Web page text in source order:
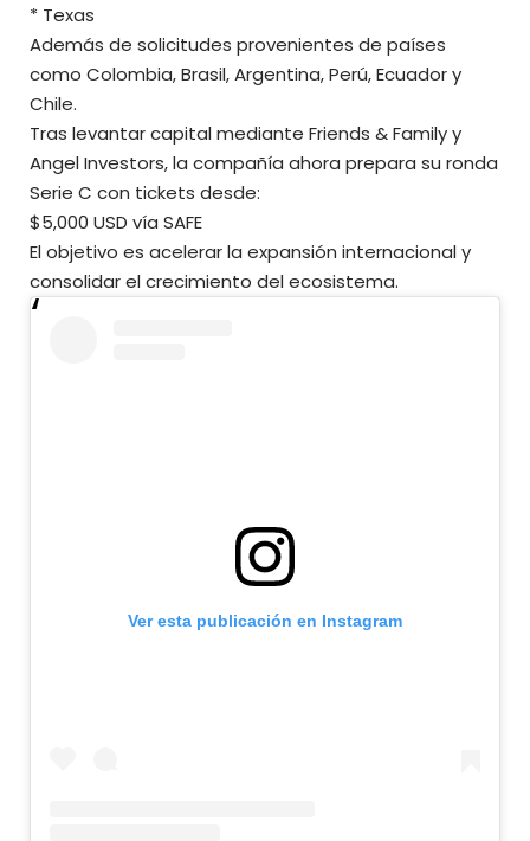
* Texas
Además de solicitudes provenientes de países
como Colombia, Brasil, Argentina, Perú, Ecuador y
Chile.
Tras levantar capital mediante Friends & Family y
Angel Investors, la compañía ahora prepara su ronda
Serie C con tickets desde:
$5,000 USD vía SAFE
El objetivo es acelerar la expansión internacional y
consolidar el crecimiento del ecosistema.
Ver esta publicación en Instagram